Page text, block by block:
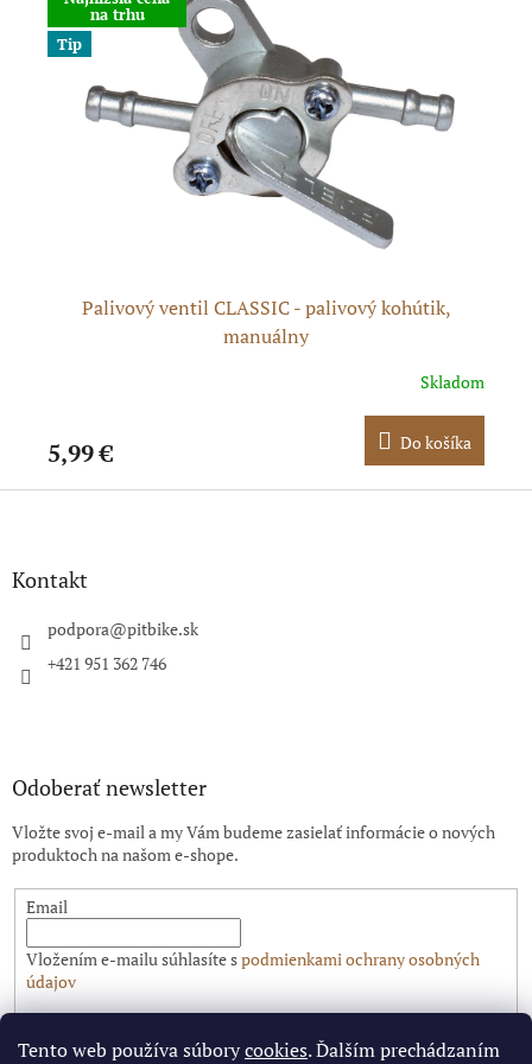
Tento web používa súborycookies. Ďalším prechádzaním
na trhu
Tip
Palivový ventil CLASSIC - palivový kohútik,
manuálny
Skladom
5,99 € Do košíka
Z
Kontakt
podpora@pitbike.sk
+421 951 362 746
Odoberať newsletter
Vložte svoj e-mail a my Vám budeme zasielať informácie o nových
produktoch na našom e-shope.
Email
Vložením e-mailu súhlasíte spodmienkami ochrany osobných
údajov